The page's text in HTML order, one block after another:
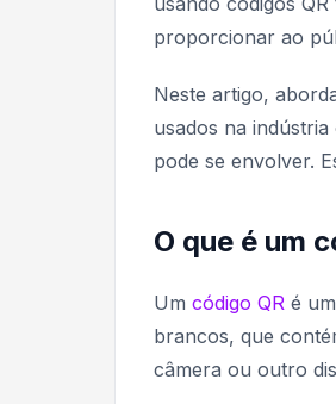
proporcionar ao
Neste artigo,
usados na
pode se envolver.
O que é um
Um código QR é
brancos, que
câmera ou outro